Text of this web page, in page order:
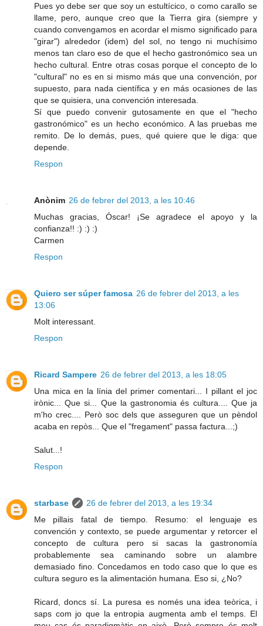
Pues yo debe ser que soy un estultícico, o como carallo se
llame, pero, aunque creo que la Tierra gira (siempre y
cuando convengamos en acordar el mismo significado para
"girar") alrededor (idem) del sol, no tengo ni muchísimo
menos tan claro eso de que el hecho gastronómico sea un
hecho cultural. Entre otras cosas porque el concepto de lo
"cultural" no es en si mismo más que una convención, por
supuesto, para nada científica y en más ocasiones de las
que se quisiera, una convención interesada.
Sí que puedo convenir gutosamente en que el "hecho
gastronómico" es un hecho económico. A las pruebas me
remito. De lo demás, pues, qué quiere que le diga: que
depende.
Respon
Anònim 26 de febrer del 2013, a les 10:46
Muchas gracias, Óscar! ¡Se agradece el apoyo y la
confianza!! :) :) :)
Carmen
Respon
Quiero ser súper famosa 26 de febrer del 2013, a les
13:06
Molt interessant.
Respon
Ricard Sampere 26 de febrer del 2013, a les 18:05
Una mica en la línia del primer comentari... I pillant el joc
irònic... Que si... Que la gastronomia és cultura.... Que ja
m'ho crec.... Però soc dels que asseguren que un pèndol
acaba en repòs... Que el "fregament" passa factura...;)
Salut...!
Respon
starbase
26 de febrer del 2013, a les 19:34
Me pillais fatal de tiempo. Resumo: el lenguaje es
convención y contexto, se puede argumentar y retorcer el
concepto de cultura pero si sacas la gastronomía
probablemente sea caminando sobre un alambre
demasiado fino. Concedamos en todo caso que lo que es
cultura seguro es la alimentación humana. Eso si, ¿No?
Ricard, doncs sí. La puresa es només una idea teòrica, i
saps com jo que la entropia augmenta amb el temps. El